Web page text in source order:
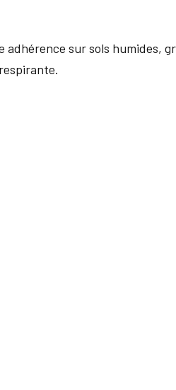
sur sols humides,